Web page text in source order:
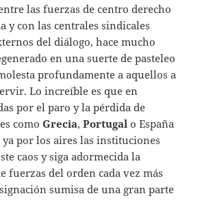
las fuerzas de centro derecho
y con las centrales sindicales
del diálogo, hace mucho
en una suerte de pasteleo
profundamente a aquellos a
Lo increíble es que en
por el paro y la pérdida de
comoGrecia,Portugal o España
por los aires las instituciones
caos y siga adormecida la
fuerzas del orden cada vez más
sumisa de una gran parte